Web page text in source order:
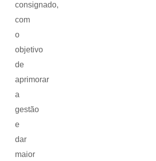
consignado,
com
o
objetivo
de
aprimorar
a
gestão
e
dar
maior